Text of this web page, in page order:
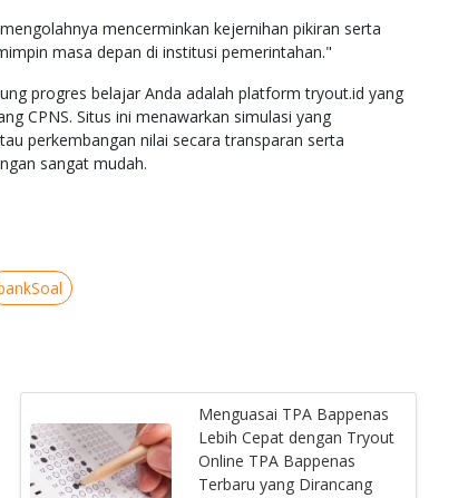
mencerminkan kejernihan pikiran serta
masa depan di institusi pemerintahan."
progres belajar Anda adalah platform tryout.id yang
CPNS. Situs ini menawarkan simulasi yang
perkembangan nilai secara transparan serta
sangat mudah.
Menguasai TPA Bappenas
Lebih Cepat dengan Tryout
Online TPA Bappenas
Terbaru yang Dirancang